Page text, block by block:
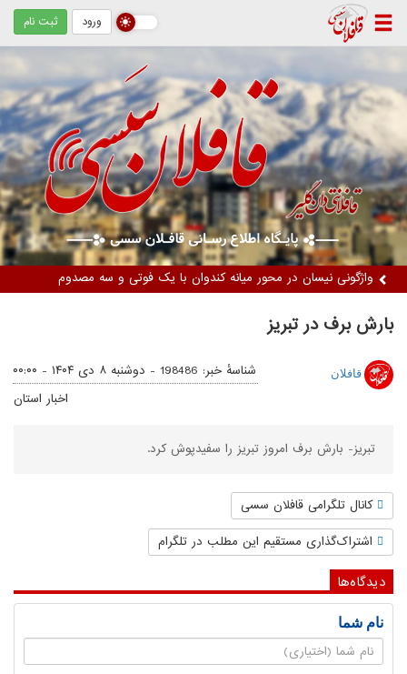
ورود ثبت نام
واژگونی نیسان در محور میانه کندوان با یک فوتی و سه مصدوم
بارش برف در تبریز
قافلان شناسهٔ خبر: 198486 -
دوشنبه ۸ دی ۱۴۰۴ - ۰۰:۰۰
اخبار استان
تبریز- بارش برف امروز تبریز را سفیدپوش کرد.
کانال تلگرامی قافلان سسی
اشتراک‌گذاری مستقیم این مطلب در تلگرام
دیدگاه‌ها
نام شما